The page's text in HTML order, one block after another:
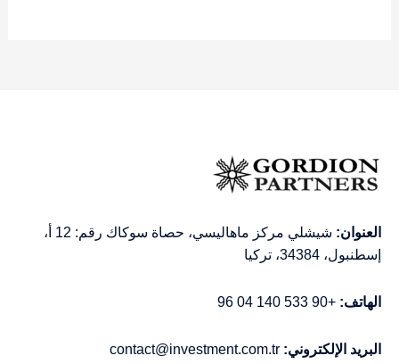
العنوان:
شيشلي مركز ماهاليسي، حصاة سوكاك رقم: 12 أ،
إسطنبول، 34384، تركيا
الهاتف: +90 533 140 04 96
البريد الإلكتروني: contact@investment.com.tr